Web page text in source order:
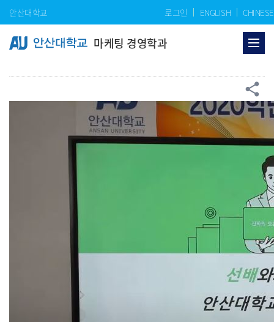
Skip Menu
안산대학교 로그인 ENGLISH CHINESE
마케팅 경영학과
공
share